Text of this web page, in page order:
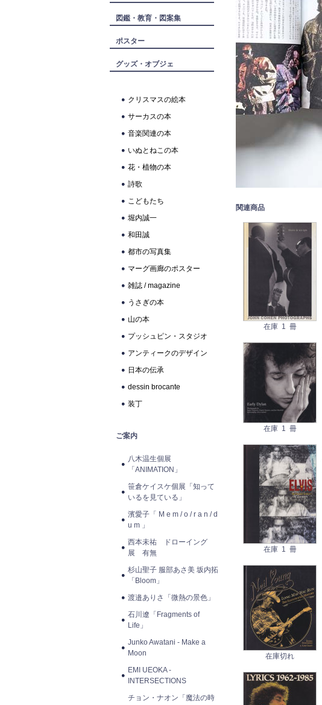
図鑑・教育・図案集
ポスター
グッズ・オブジェ
クリスマスの絵本
サーカスの本
音楽関連の本
いぬとねこの本
花・植物の本
詩歌
こどもたち
堀内誠一
和田誠
都市の写真集
マーグ画廊のポスター
雑誌 / magazine
うさぎの本
山の本
プッシュピン・スタジオ
アンティークのデザイン
日本の伝承
dessin brocante
装丁
ご案内
八木温生個展
「ANIMATION」
笹倉ケイスケ個展「知って
いるを見ている」
濱愛子「 M e m / o / r a n / d
u m 」
西本未祐 ドローイング
展 有無
杉山聖子 服部あさ美 坂内拓
「Bloom」
渡邉ありさ「微熱の景色」
石川遼「Fragments of
Life」
Junko Awatani - Make a
Moon
EMI UEOKA -
INTERSECTIONS
チョン・ナオン「魔法の時
関連商品
在庫 1 冊
在庫 1 冊
在庫 1 冊
在庫切れ